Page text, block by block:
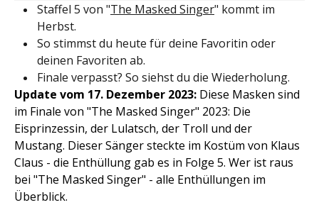
Staffel 5 von "The Masked Singer" kommt im
Herbst.
So stimmst du heute für deine Favoritin oder
deinen Favoriten ab.
Finale verpasst? So siehst du die Wiederholung.
Update vom 17. Dezember 2023: Diese Masken sind
im Finale von "The Masked Singer" 2023: Die
Eisprinzessin, der Lulatsch, der Troll und der
Mustang. Dieser Sänger steckte im Kostüm von Klaus
Claus - die Enthüllung gab es in Folge 5. Wer ist raus
bei "The Masked Singer" - alle Enthüllungen im
Überblick.